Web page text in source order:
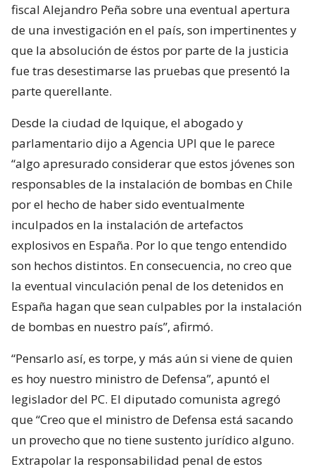
fiscal Alejandro Peña sobre una eventual apertura
de una investigación en el país, son impertinentes y
que la absolución de éstos por parte de la justicia
fue tras desestimarse las pruebas que presentó la
parte querellante.
Desde la ciudad de Iquique, el abogado y
parlamentario dijo a Agencia UPI que le parece
“algo apresurado considerar que estos jóvenes son
responsables de la instalación de bombas en Chile
por el hecho de haber sido eventualmente
inculpados en la instalación de artefactos
explosivos en España. Por lo que tengo entendido
son hechos distintos. En consecuencia, no creo que
la eventual vinculación penal de los detenidos en
España hagan que sean culpables por la instalación
de bombas en nuestro país”, afirmó.
“Pensarlo así, es torpe, y más aún si viene de quien
es hoy nuestro ministro de Defensa”, apuntó el
legislador del PC. El diputado comunista agregó
que “Creo que el ministro de Defensa está sacando
un provecho que no tiene sustento jurídico alguno.
Extrapolar la responsabilidad penal de estos